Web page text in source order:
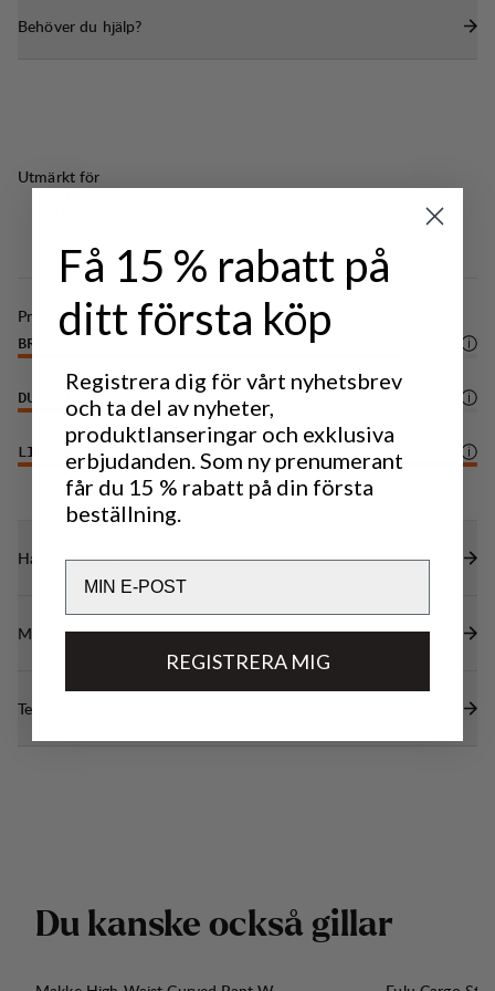
Behöver du hjälp?
Utmärkt för
Prestanda
BREATHABILITY
DURABILITY /6
LIGHTWEIGHT 6
Hållbarhetsegenskaper
Material
Tekniska specifikationer
Du kanske också gillar
Få 15 % rabatt på
ditt första köp
Registrera dig för vårt nyhetsbrev
och ta del av nyheter,
produktlanseringar och exklusiva
erbjudanden. Som ny prenumerant
får du 15 % rabatt på din första
beställning.
REGISTRERA MIG